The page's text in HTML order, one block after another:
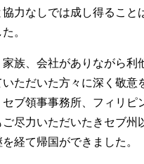
力なしでは成し得ること
。
家族、会社がありながら利
ただいた方々に深く敬意
セブ領事事務所、フィリピ
尽力いただいたきセブ州
経て帰国ができました。